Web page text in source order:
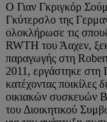
Ο Γιαν Γκριγκόρ
Γκύτερσλο της
ολοκλήρωσε τις
RWTH του Άαχεν,
παραγωγής στη
2011, εργάστηκε στη
κατέχοντας ποικίλες
οικιακών συσκευών
του Διοικητικού